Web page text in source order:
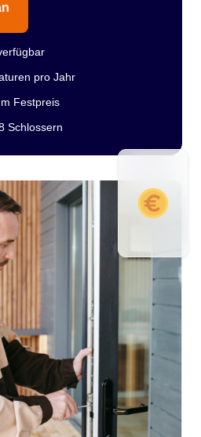
pro Jahr
Festpreis
Schlossern